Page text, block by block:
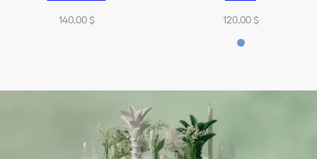
140,00 $ 120,00 $